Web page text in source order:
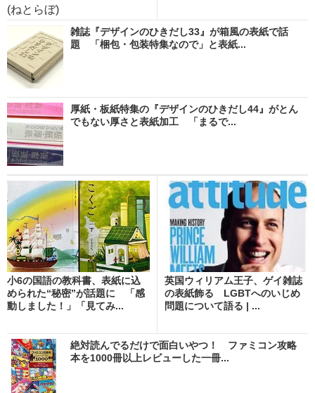
(ねとらぼ)
雑誌『デザインのひきだし33』が箱風の表紙で話
題 「梱包・包装特集なので」と表紙...
厚紙・板紙特集の『デザインのひきだし44』がとん
でもない厚さと表紙加工 「まるで...
小6の国語の教科書、表紙に込
められた“秘密”が話題に 「感
動しました！」「見てみ...
英国ウィリアム王子、ゲイ雑誌
の表紙飾る LGBTへのいじめ
問題について語る | ...
絶対読んでるだけで面白いやつ！ ファミコン攻略
本を1000冊以上レビューした一冊...